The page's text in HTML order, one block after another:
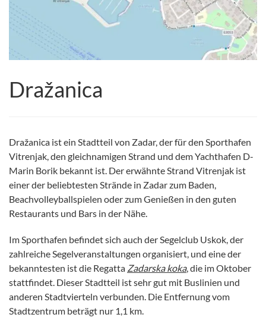
Dražanica
Dražanica ist ein Stadtteil von Zadar, der für den Sporthafen
Vitrenjak, den gleichnamigen Strand und dem Yachthafen D-
Marin Borik bekannt ist. Der erwähnte Strand Vitrenjak ist
einer der beliebtesten Strände in Zadar zum Baden,
Beachvolleyballspielen oder zum Genießen in den guten
Restaurants und Bars in der Nähe.
Im Sporthafen befindet sich auch der Segelclub Uskok, der
zahlreiche Segelveranstaltungen organisiert, und eine der
bekanntesten ist die Regatta Zadarska koka, die im Oktober
stattfindet. Dieser Stadtteil ist sehr gut mit Buslinien und
anderen Stadtvierteln verbunden. Die Entfernung vom
Stadtzentrum beträgt nur 1,1 km.